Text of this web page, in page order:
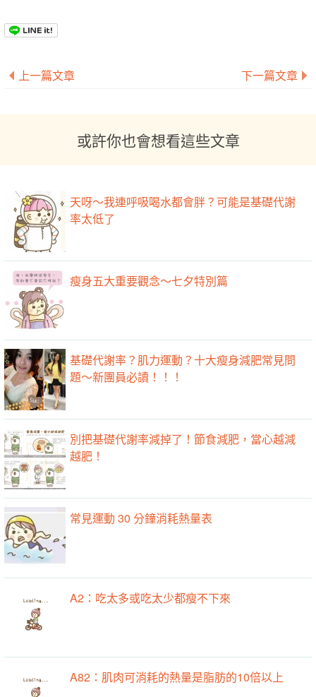
上一篇文章 下一篇文章
或許你也會想看這些文章
天呀～我連呼吸喝水都會胖？可能是基礎代謝
率太低了
瘦身五大重要觀念～七夕特別篇
基礎代謝率？肌力運動？十大瘦身減肥常見問
題～新團員必讀！！！
別把基礎代謝率減掉了！節食減肥，當心越減
越肥！
常見運動 30 分鐘消耗熱量表
A2：吃太多或吃太少都瘦不下來
A82：肌肉可消耗的熱量是脂肪的10倍以上